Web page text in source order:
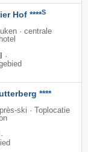
Hof ****S
· centrale
·
****
ski · Toplocatie
·